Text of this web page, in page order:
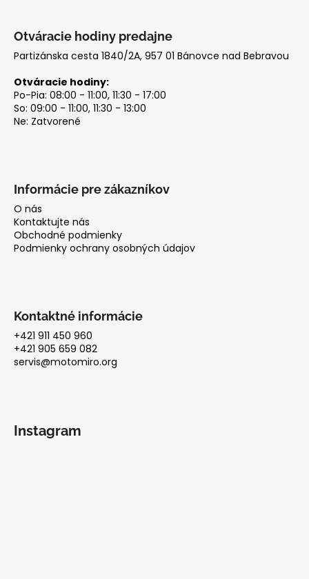
Otváracie hodiny predajne
Partizánska cesta 1840/2A, 957 01 Bánovce nad Bebravou
Otváracie hodiny:
Po-Pia: 08:00 - 11:00, 11:30 - 17:00
So: 09:00 - 11:00, 11:30 - 13:00
Ne: Zatvorené
Informácie pre zákazníkov
O nás
Kontaktujte nás
Obchodné podmienky
Podmienky ochrany osobných údajov
Kontaktné informácie
+421 911 450 960
+421 905 659 082
servis@motomiro.org
Instagram